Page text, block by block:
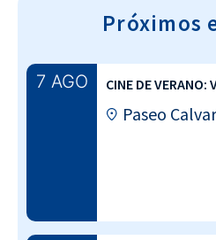
Próximos
7 AGO CINE DE
Paseo